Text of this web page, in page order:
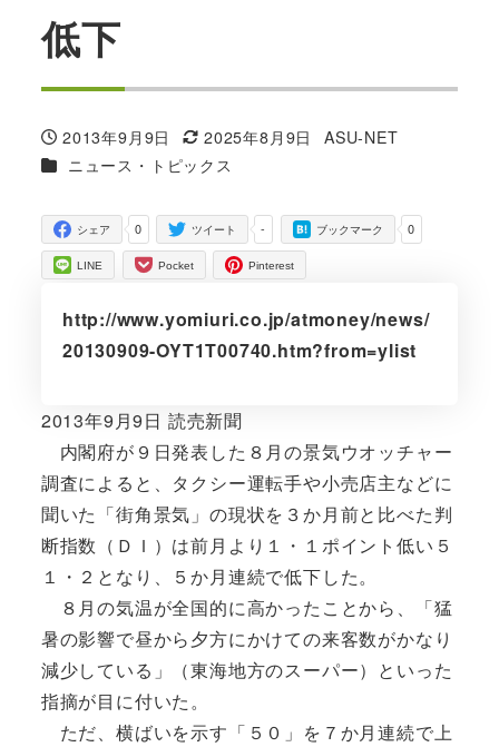
低下
投稿日
2013年9月9日
更新日
2025年8月9日
著
ASU-NET
カテゴリー
ニュース・トピックス
0
シェア -
ツイート 0
ブックマーク
LINE Pocket Pinterest
http://www.yomiuri.co.jp/atmoney/news/
20130909-OYT1T00740.htm?from=ylist
2013年9月9日 読売新聞
内閣府が９日発表した８月の景気ウオッチャー
調査によると、タクシー運転手や小売店主などに
聞いた「街角景気」の現状を３か月前と比べた判
断指数（ＤＩ）は前月より１・１ポイント低い５
１・２となり、５か月連続で低下した。
８月の気温が全国的に高かったことから、「猛
暑の影響で昼から夕方にかけての来客数がかなり
減少している」（東海地方のスーパー）といった
指摘が目に付いた。
ただ、横ばいを示す「５０」を７か月連続で上